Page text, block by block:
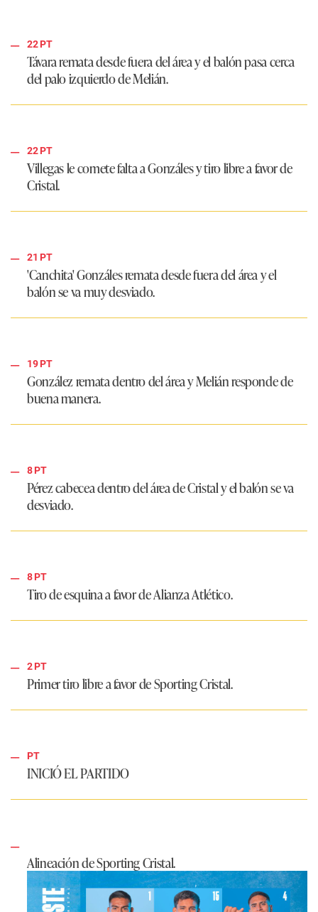
22 PT
Távara remata desde fuera del área y el balón pasa cerca
del palo izquierdo de Melián.
22 PT
Villegas le comete falta a Gonzáles y tiro libre a favor de
Cristal.
21 PT
'Canchita' Gonzáles remata desde fuera del área y el
balón se va muy desviado.
19 PT
González remata dentro del área y Melián responde de
buena manera.
8 PT
Pérez cabecea dentro del área de Cristal y el balón se va
desviado.
8 PT
Tiro de esquina a favor de Alianza Atlético.
2 PT
Primer tiro libre a favor de Sporting Cristal.
PT
INICIÓ EL PARTIDO
Alineación de Sporting Cristal.